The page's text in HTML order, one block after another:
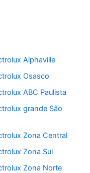
Alphaville
Osasco
ABC Paulista
grande São
Zona Central
Zona Sul
Zona Norte